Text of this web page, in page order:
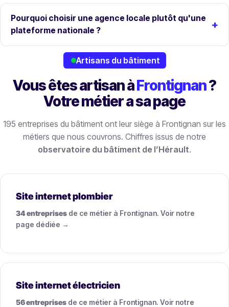
Pourquoi choisir une agence locale plutôt qu'une
plateforme nationale ?
Artisans du bâtiment
Vous êtes artisan àFrontignan?
Votre métier a sa page
195 entreprises du bâtiment ont leur siège à Frontignan sur les
métiers que nous couvrons. Chiffres issus de notre
observatoire du bâtiment de l’Hérault.
Site internet plombier
34 entreprises de ce métier à Frontignan. Voir notre
page dédiée →
Site internet électricien
56 entreprises de ce métier à Frontignan. Voir notre